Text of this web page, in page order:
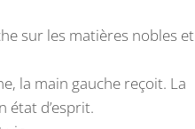
sur les matières nobles et
la main gauche reçoit. La
état d’esprit.